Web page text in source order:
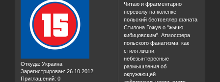
Откуда: Украина
Зарегистрирован: 26.10.2012
Приглашений: 0
Читаю и фрагментарно
перевожу на коленке
польский бестселлер фаната
Стилона Гожув о "жычю
кибицовским". Атмосфера
польского фанатизма, как
стиля жизни,
небезынтересные
размышления об
окружающей